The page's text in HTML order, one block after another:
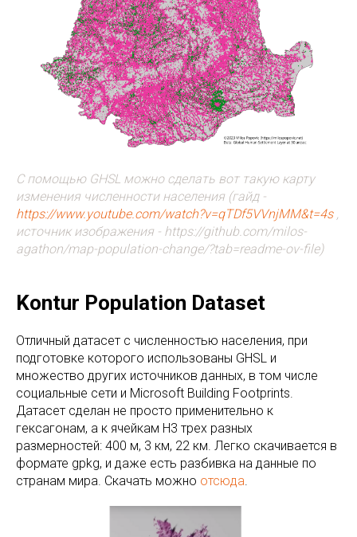
С помощью GHSL можно сделать вот такую карту
изменения численности населения (гайд -
https://www.youtube.com/watch?v=qTDf5VVnjMM&t=4s,
источник изображения - https://github.com/milos-
agathon/map-population-change/?tab=readme-ov-file)
Kontur Population Dataset
Отличный датасет с численностью населения, при
подготовке которого использованы GHSL и
множество других источников данных, в том числе
социальные сети и Microsoft Building Footprints.
Датасет сделан не просто применительно к
гексагонам, а к ячейкам H3 трех разных
размерностей: 400 м, 3 км, 22 км. Легко скачивается в
формате gpkg, и даже есть разбивка на данные по
странам мира. Скачать можно отсюда.